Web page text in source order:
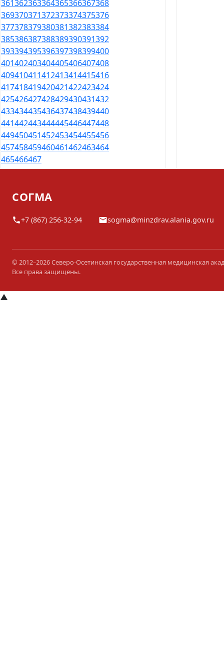
361362363364365366367368
369370371372373374375376
377378379380381382383384
385386387388389390391392
393394395396397398399400
401402403404405406407408
409410411412413414415416
417418419420421422423424
425426427428429430431432
433434435436437438439440
441442443444445446447448
449450451452453454455456
457458459460461462463464
465466467
СОГМА
+7 (867) 256-32-94 sogma@minzdrav.alania.gov.ru
© 2012–2026 Северо-Осетинская государственная медицинская
Все права защищены.
▲